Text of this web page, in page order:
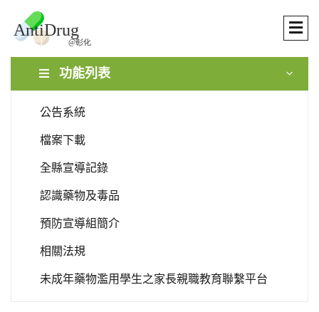
功能列表
公告系統
檔案下載
全縣宣導記錄
認識藥物及毒品
預防宣導組簡介
相關法規
未成年藥物濫用學生之家長親職教育聯繫平台